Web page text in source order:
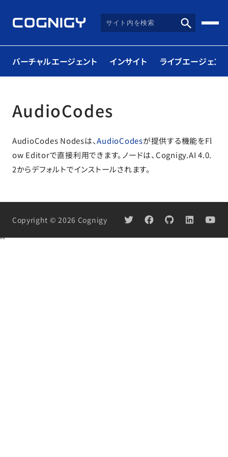
バーチャルエージェント インサイト ライブエージェント
AudioCodes
AudioCodes Nodesは、AudioCodesが提供する機能をFl
ow Editorで直接利用できます。ノードは、Cognigy.AI 4.0.
2からデフォルトでインストールされます。
Copyright © 2026 Cognigy
""